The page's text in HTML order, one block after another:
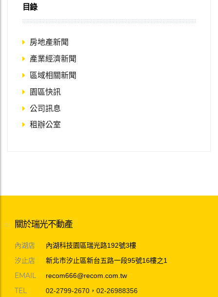
目錄
房地產新聞
產業經濟新聞
區域相關新聞
園區快訊
公司訊息
租辦公室
關於瑞光不動產
內湖店 內湖科技園區瑞光路192號3樓
汐止店 新北市汐止區新台五路一段95號16樓之1
EMAIL recom666@recom.com.tw
TEL 02-2799-2670 ， 02-26988356